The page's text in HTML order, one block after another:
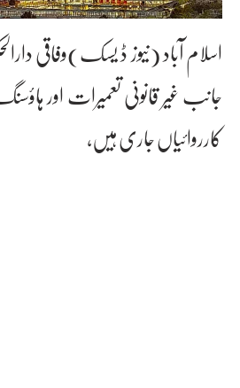
اسلام آباد (نیوز ڈ یسک)وفاقی
جانب غیر قانونی تعمیرات اور
کارروائیاں جاری ہیں،